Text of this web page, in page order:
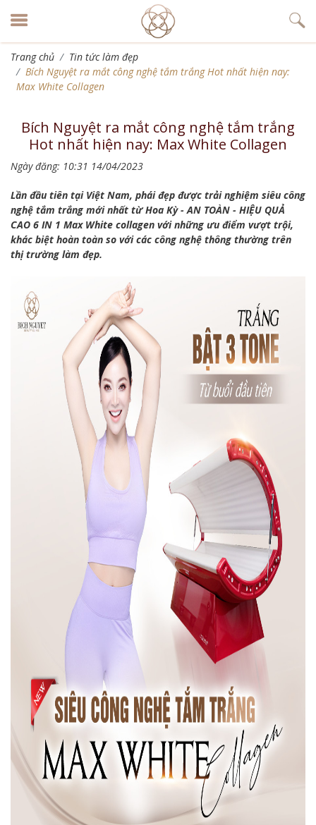
Trang chủ
Tin tức làm đẹp
Bích Nguyệt ra mắt công nghệ tắm trắng Hot nhất hiện nay:
Max White Collagen
Bích Nguyệt ra mắt công nghệ tắm trắng
Hot nhất hiện nay: Max White Collagen
Ngày đăng: 10:31 14/04/2023
Lần đầu tiên tại Việt Nam, phái đẹp được trải nghiệm siêu công
nghệ tắm trắng mới nhất từ Hoa Kỳ - AN TOÀN - HIỆU QUẢ
CAO 6 IN 1 Max White collagen với những ưu điểm vượt trội,
khác biệt hoàn toàn so với các công nghệ thông thường trên
thị trường làm đẹp.